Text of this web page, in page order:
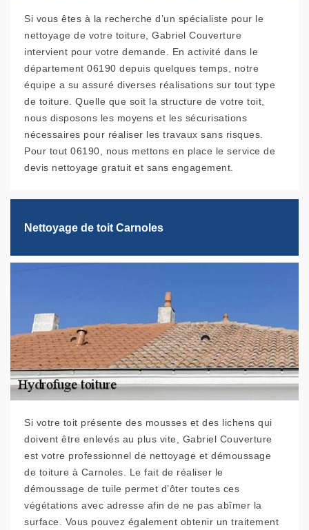
Si vous êtes à la recherche d’un spécialiste pour le
nettoyage de votre toiture, Gabriel Couverture
intervient pour votre demande. En activité dans le
département 06190 depuis quelques temps, notre
équipe a su assuré diverses réalisations sur tout type
de toiture. Quelle que soit la structure de votre toit,
nous disposons les moyens et les sécurisations
nécessaires pour réaliser les travaux sans risques.
Pour tout 06190, nous mettons en place le service de
devis nettoyage gratuit et sans engagement.
Nettoyage de toit Carnoles
Si votre toit présente des mousses et des lichens qui
doivent être enlevés au plus vite, Gabriel Couverture
est votre professionnel de nettoyage et démoussage
de toiture à Carnoles. Le fait de réaliser le
démoussage de tuile permet d’ôter toutes ces
végétations avec adresse afin de ne pas abîmer la
surface. Vous pouvez également obtenir un traitement